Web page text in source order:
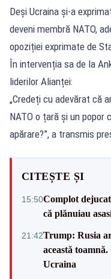
Deși Ucraina și-a
deveni membră NATO,
opoziției exprimate de
În intervenția sa de la
liderilor Alianței:
„Credeți cu adevărat că
NATO o țară și un popor
apărare?”, a transmis
CITEȘTE ȘI
15:50Complot
că plănuiau
21:42Trump: Rusia
această
Ucraina